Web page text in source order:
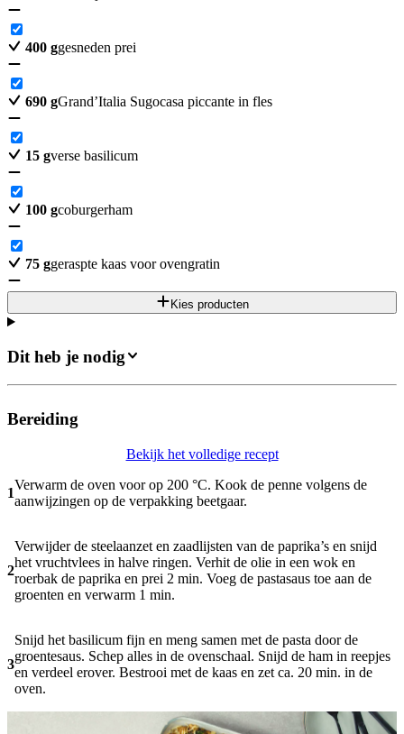
400 ggesneden prei
690 gGrand’Italia Sugocasa piccante in fles
15 gverse basilicum
100 gcoburgerham
75 ggeraspte kaas voor ovengratin
Kies producten
Dit heb je nodig
Bereiding
Bekijk het volledige recept
1
Verwarm de oven voor op 200 °C. Kook de penne volgens de
aanwijzingen op de verpakking beetgaar.
2
Verwijder de steelaanzet en zaadlijsten van de paprika’s en snijd
het vruchtvlees in halve ringen. Verhit de olie in een wok en
roerbak de paprika en prei 2 min. Voeg de pastasaus toe aan de
groenten en verwarm 1 min.
3
Snijd het basilicum fijn en meng samen met de pasta door de
groentesaus. Schep alles in de ovenschaal. Snijd de ham in reepjes
en verdeel erover. Bestrooi met de kaas en zet ca. 20 min. in de
oven.